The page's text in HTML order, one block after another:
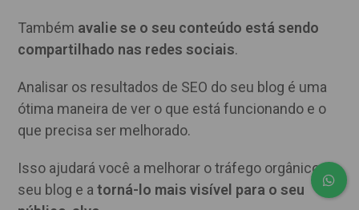
Também avalie se o seu conteúdo está sendo
compartilhado nas redes sociais.
Analisar os resultados de SEO do seu blog é uma
ótima maneira de ver o que está funcionando e o
que precisa ser melhorado.
Isso ajudará você a melhorar o tráfego orgânico do
seu blog e atorná-lo mais visível para o seu